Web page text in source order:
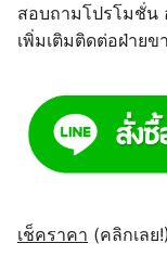
สอบถามโปรโมชั่น
เพิ่มเติมติดต่อฝ่ายข
เช็คราคา (คลิกเลย